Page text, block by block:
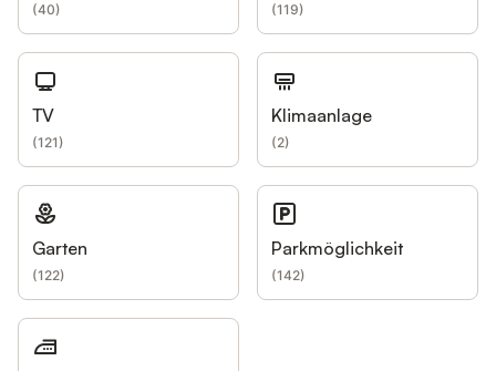
(40) (119)
TV
(121)
Klimaanlage
(2)
Garten
(122)
Parkmöglichkeit
(142)